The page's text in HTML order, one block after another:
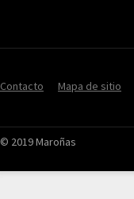
Contacto Mapa de sitio
© 2019 Maroñas